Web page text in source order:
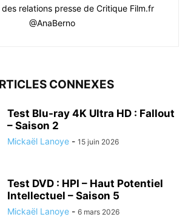
relations presse de Critique Film.fr
@AnaBerno
CONNEXES
Test Blu-ray 4K Ultra HD : Fallout
– Saison 2
Mickaël Lanoye - 15 juin 2026
Test DVD : HPI – Haut Potentiel
Intellectuel – Saison 5
Mickaël Lanoye - 6 mars 2026